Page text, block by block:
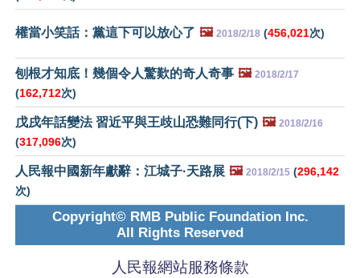
權當小笑話：黨這下可以放心了 🖼️ 2018/2/18 (456,021次)
刨根才知底！幾個令人驚歎的奇人奇事 🖼️ 2018/2/17
(162,712次)
戊戌年話變法 習近平與王歧山恐難同行(下) 🖼️ 2018/2/16
(317,096次)
人民報中國新年獻辭：江城子·天路展 🖼️ 2018/2/15 (296,142
次)
Copyright© RMB Public Foundation Inc.
All Rights Reserved
人民報網站服務條款